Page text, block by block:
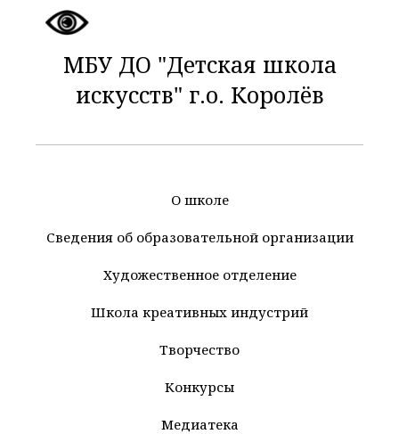
МБУ ДО "Детская школа
искусств" г.о. Королёв
О школе
Сведения об образовательной организации
Художественное отделение
Школа креативных индустрий
Творчество
Конкурсы
Медиатека